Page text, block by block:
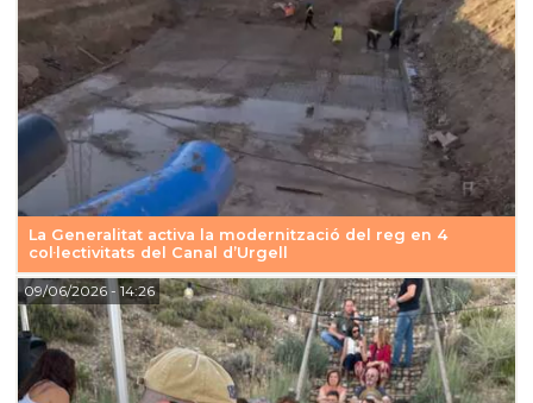
La Generalitat activa la modernització del reg en 4
col·lectivitats del Canal d’Urgell
09/06/2026- 14:26